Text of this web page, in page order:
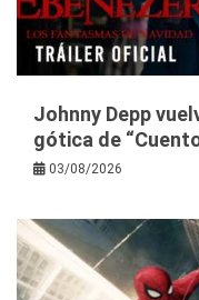
Johnny Depp
gótica de
03/08/2026